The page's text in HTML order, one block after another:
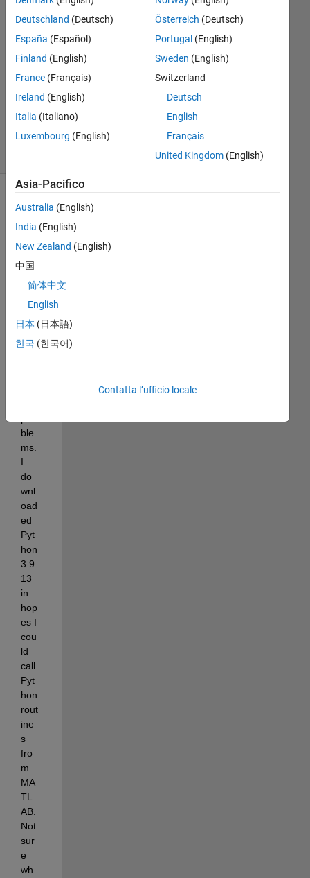
Risposta
accettata
Aggiornato
28 Lug
17
Visualizzazioni
OK,
usu
al
ble
ms.
I
do
wnl
oad
ed
Pyt
hon
3.9.
13
in
hop
es I
cou
ld
call
Pyt
hon
rout
ine
s
fro
m
MA
TL
AB.
Not
sur
e
wh
Deutschland (Deutsch)
España (Español)
Finland (English)
France (Français)
Ireland (English)
Italia (Italiano)
Luxembourg (English)
Österreich (Deutsch)
Portugal (English)
Sweden (English)
Switzerland
Deutsch
English
Français
United Kingdom(English)
Asia-Pacifico
Australia (English)
India (English)
New Zealand (English)
中国
简体中文
English
日本 (日本語)
한국 (한국어)
Contatta l’ufficio locale